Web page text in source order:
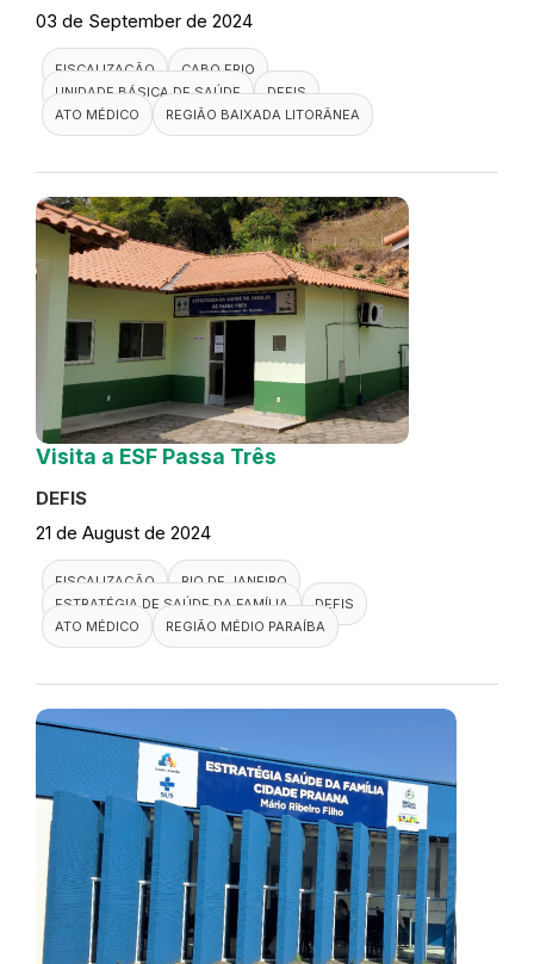
03 de September de 2024
FISCALIZAÇÃO
CABO FRIO
UNIDADE BÁSICA DE SAÚDE
DEFIS
ATO MÉDICO
REGIÃO BAIXADA LITORÂNEA
Visita a ESF Passa Três
DEFIS
21 de August de 2024
FISCALIZAÇÃO
RIO DE JANEIRO
ESTRATÉGIA DE SAÚDE DA FAMÍLIA
DEFIS
ATO MÉDICO
REGIÃO MÉDIO PARAÍBA